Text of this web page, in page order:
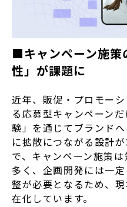
■キャンペーン施策
性」が課題に
近年、販促・プロモー
る応募型キャンペーン
験」を通じてブランド
に拡散につながる設計
で、キャンペーン施策
多く、企画開発には一
整が必要となるため、
在化しています。